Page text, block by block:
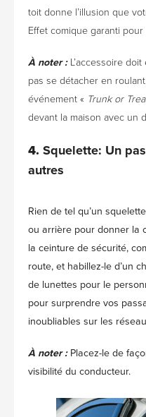
toit donne l’illusion que
Effet comique garanti
À noter : L’accessoire
pas se détacher en
événement « Trunk or
devant la maison avec un
4. Squelette: Un
autres
Rien de tel qu’un
ou arrière pour donner la
la ceinture de sécurité,
route, et habillez-le d’un
de lunettes pour le
pour surprendre vos
inoubliables sur les
À noter :Placez-le de
visibilité du conducteur.